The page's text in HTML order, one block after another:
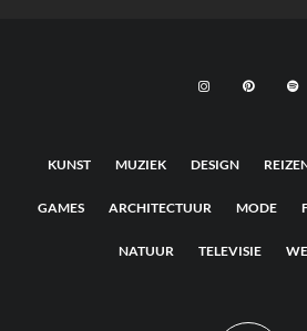
KUNST MUZIEK DESIGN
GAMES ARCHITECTUUR MODE
NATUUR TELEVISIE